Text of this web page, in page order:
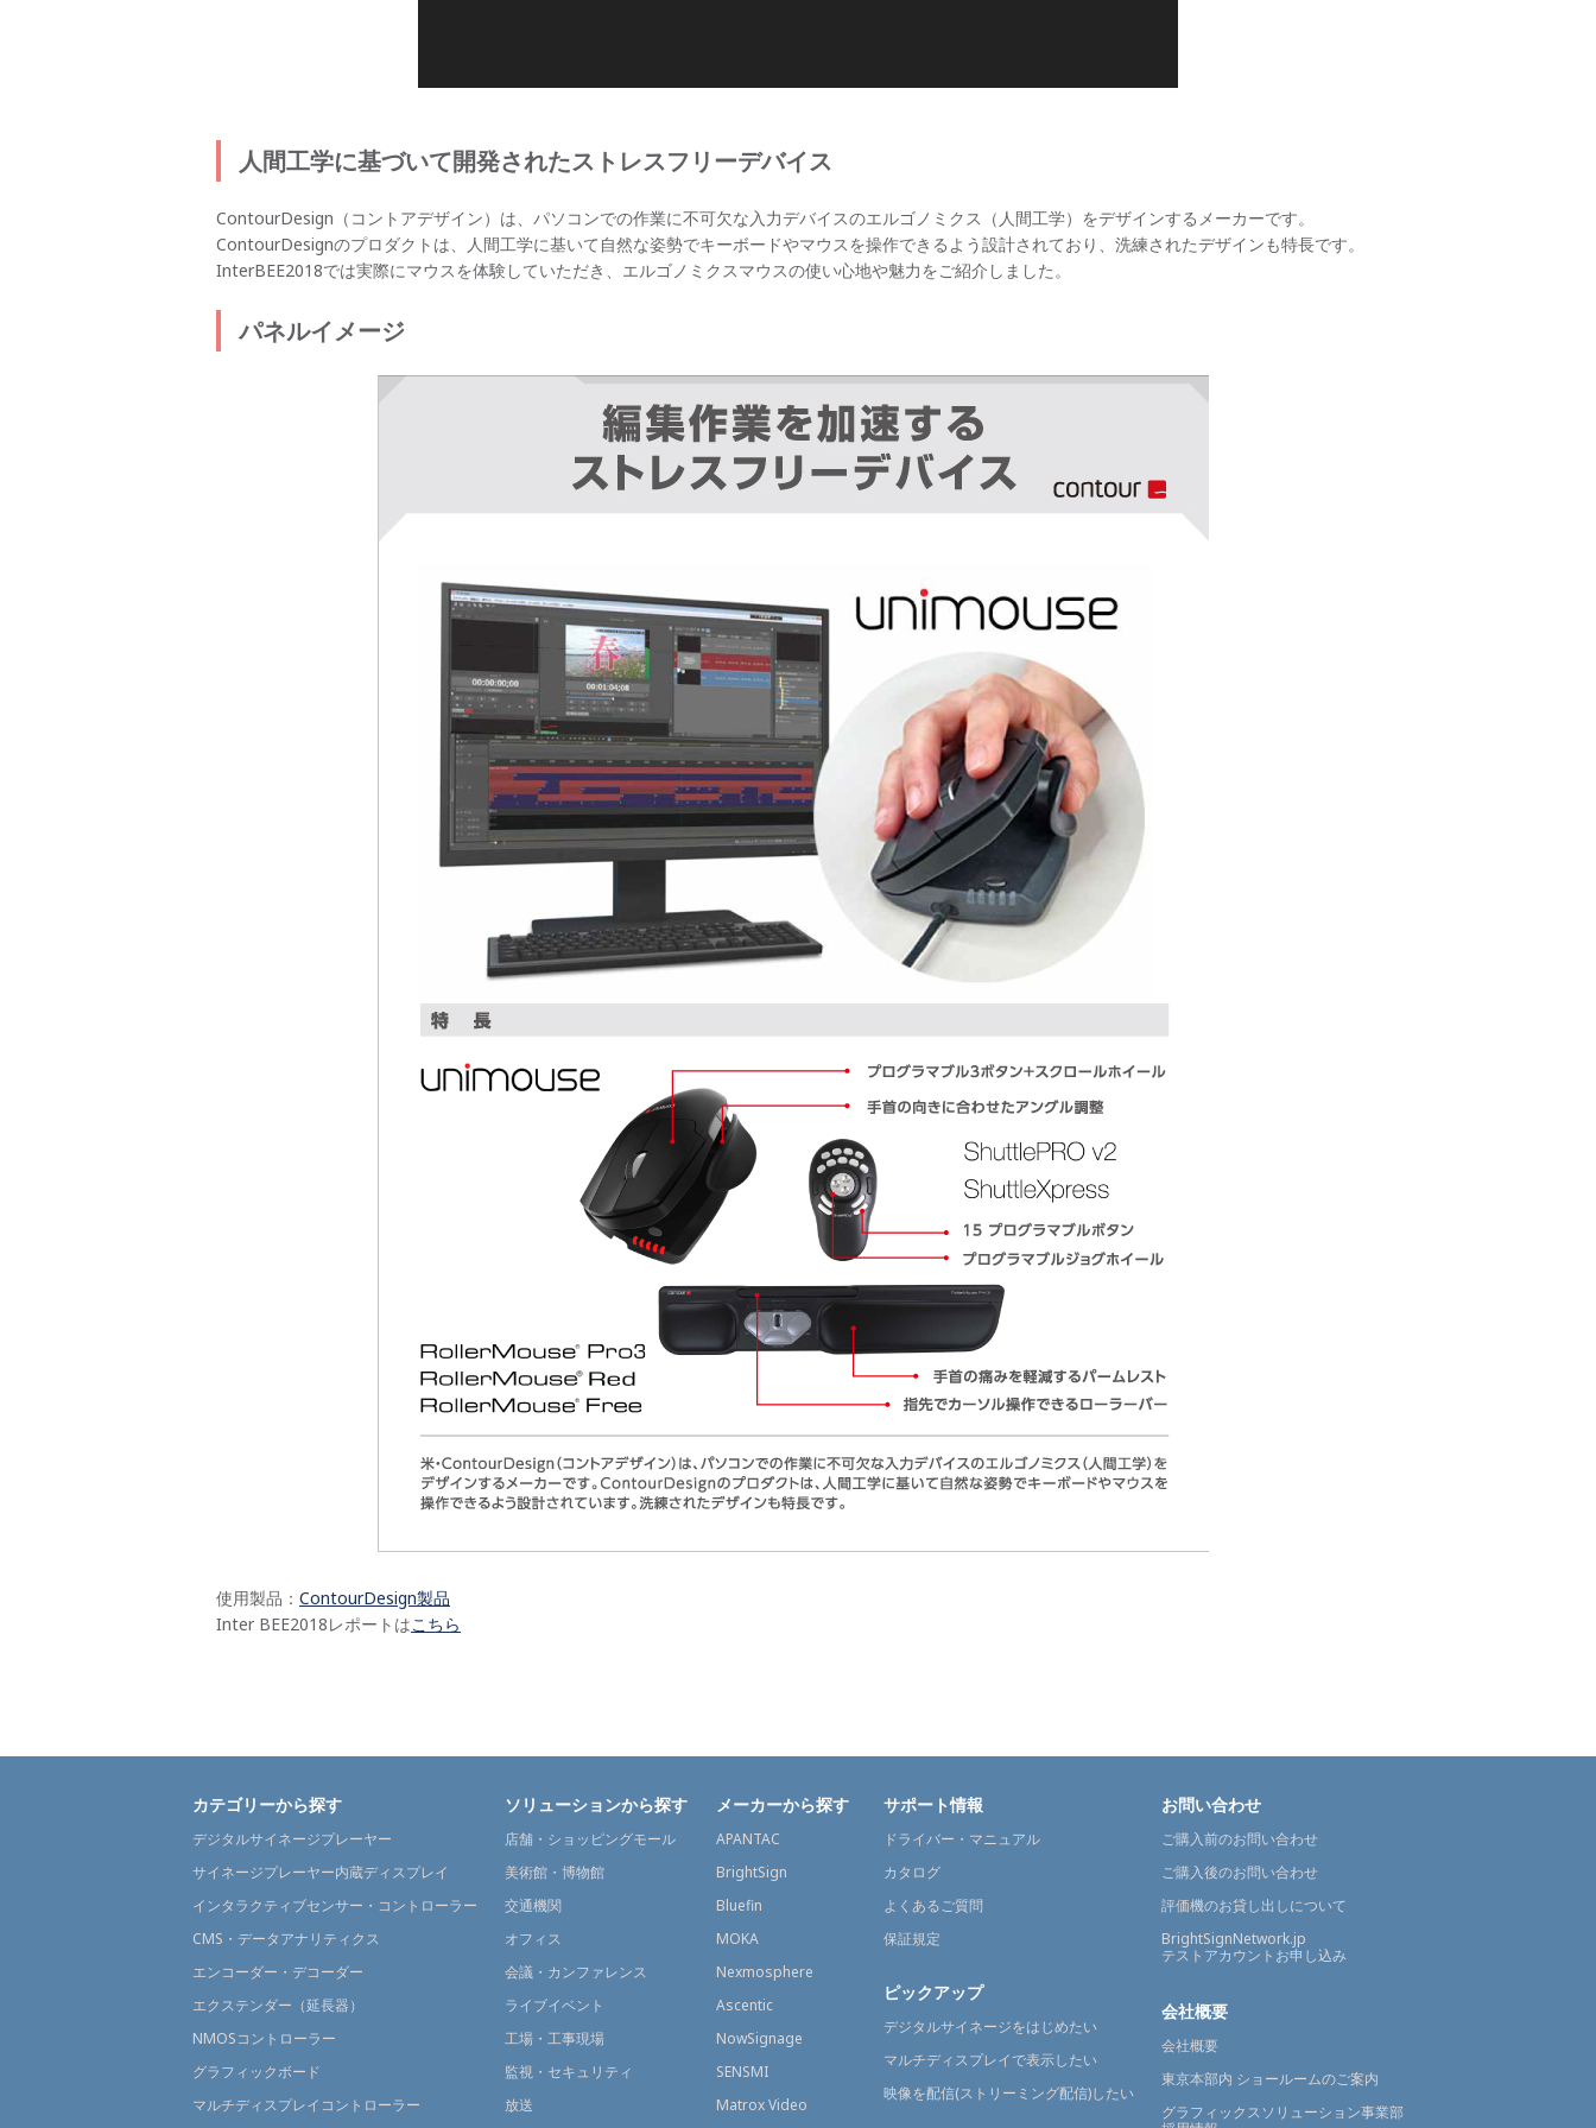
人間工学に基づいて開発されたストレスフリーデバイス
ContourDesign（コントアデザイン）は、パソコンでの作業に不可欠な入力デバイスのエルゴノミクス（人間工学）をデザインするメーカーです。
ContourDesignのプロダクトは、人間工学に基いて自然な姿勢でキーボードやマウスを操作できるよう設計されており、洗練されたデザインも特長です。
InterBEE2018では実際にマウスを体験していただき、エルゴノミクスマウスの使い心地や魅力をご紹介しました。
パネルイメージ
使用製品： ContourDesign製品
Inter BEE2018レポートはこちら
カテゴリーから探す
デジタルサイネージプレーヤー
サイネージプレーヤー内蔵ディスプレイ
インタラクティブセンサー・コントローラー
CMS・データアナリティクス
エンコーダー・デコーダー
エクステンダー（延長器）
NMOSコントローラー
グラフィックボード
マルチディスプレイコントローラー
ソリューションから探す
店舗・ショッピングモール
美術館・博物館
交通機関
オフィス
会議・カンファレンス
ライブイベント
工場・工事現場
監視・セキュリティ
放送
メーカーから探す
APANTAC
BrightSign
Bluefin
MOKA
Nexmosphere
Ascentic
NowSignage
SENSMI
Matrox Video
サポート情報
ドライバー・マニュアル
カタログ
よくあるご質問
保証規定
ピックアップ
デジタルサイネージをはじめたい
マルチディスプレイで表示したい
映像を配信(ストリーミング配信)したい
お問い合わせ
ご購入前のお問い合わせ
ご購入後のお問い合わせ
評価機のお貸し出しについて
BrightSignNetwork.jp
テストアカウントお申し込み
会社概要
会社概要
東京本部内 ショールームのご案内
グラフィックスソリューション事業部